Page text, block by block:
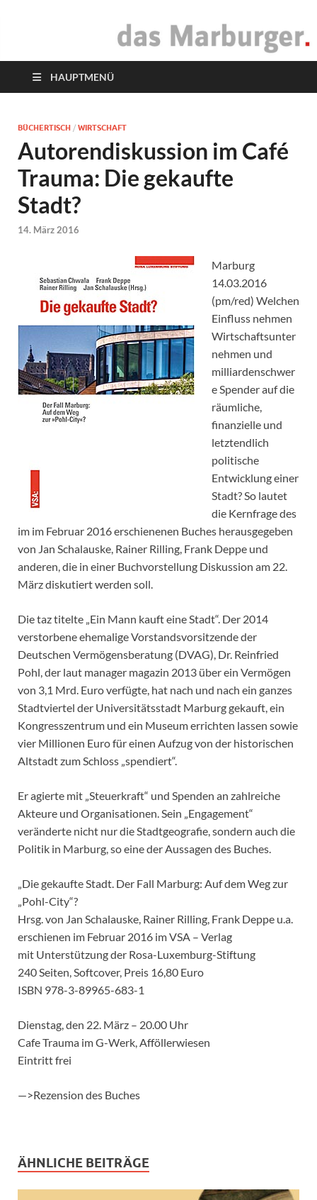
das Marburger.
HAUPTMENÜ
BÜCHERTISCH / WIRTSCHAFT
Autorendiskussion im Café
Trauma: Die gekaufte
Stadt?
14. März 2016
Marburg
14.03.2016
(pm/red) Welchen
Einfluss nehmen
Wirtschaftsunter
nehmen und
milliardenschwer
e Spender auf die
räumliche,
finanzielle und
letztendlich
politische
Entwicklung einer
Stadt? So lautet
die Kernfrage des
im im Februar 2016 erschienenen Buches herausgegeben
von Jan Schalauske, Rainer Rilling, Frank Deppe und
anderen, die in einer Buchvorstellung Diskussion am 22.
März diskutiert werden soll.
Die taz titelte „Ein Mann kauft eine Stadt“. Der 2014
verstorbene ehemalige Vorstandsvorsitzende der
Deutschen Vermögensberatung (DVAG), Dr. Reinfried
Pohl, der laut manager magazin 2013 über ein Vermögen
von 3,1 Mrd. Euro verfügte, hat nach und nach ein ganzes
Stadtviertel der Universitätsstadt Marburg gekauft, ein
Kongresszentrum und ein Museum errichten lassen sowie
vier Millionen Euro für einen Aufzug von der historischen
Altstadt zum Schloss „spendiert“.
Er agierte mit „Steuerkraft“ und Spenden an zahlreiche
Akteure und Organisationen. Sein „Engagement“
veränderte nicht nur die Stadtgeografie, sondern auch die
Politik in Marburg, so eine der Aussagen des Buches.
„Die gekaufte Stadt. Der Fall Marburg: Auf dem Weg zur
„Pohl-City“?
Hrsg. von Jan Schalauske, Rainer Rilling, Frank Deppe u.a.
erschienen im Februar 2016 im VSA – Verlag
mit Unterstützung der Rosa-Luxemburg-Stiftung
240 Seiten, Softcover, Preis 16,80 Euro
ISBN 978-3-89965-683-1
Dienstag, den 22. März – 20.00 Uhr
Cafe Trauma im G-Werk, Afföllerwiesen
Eintritt frei
—>Rezension des Buches
ÄHNLICHE BEITRÄGE